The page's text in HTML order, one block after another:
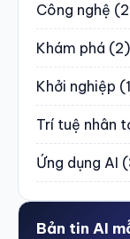
Công nghệ
Khám phá (2)
Khởi nghiệp
Trí tuệ nhân
Ứng dụng AI
Bản tin AI